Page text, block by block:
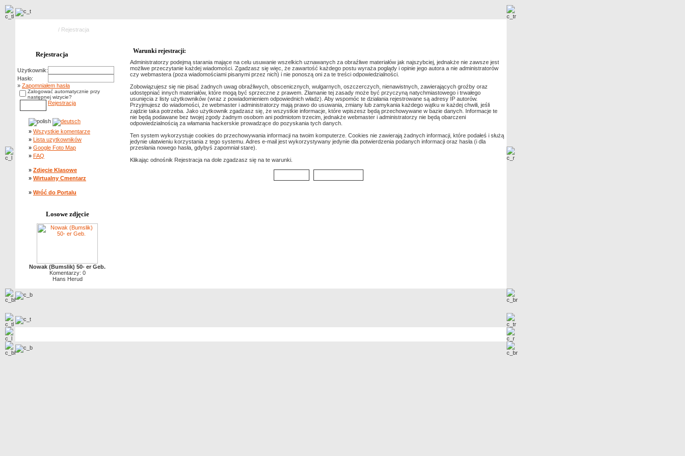
/ Rejestracja
Rejestracja
Użytkownik:
Hasło:
» Zapomniałem hasła
Zalogować automatycznie przy
następnej wizycie?
Rejestracja
» Wszystkie komentarze
» Lista uzytkowników
» Google Foto Map
» FAQ
» Zdjęcie Klasowe
» Wirtualny Cmentarz
» Wróć do Portalu
Losowe zdjęcie
Nowak (Bumslik) 50- er Geb.
Komentarzy: 0
Hans Herud
Warunki rejestracji:
Administratorzy podejmą starania mające na celu usuwanie wszelkich uznawanych za obraźliwe materiałów jak najszybciej, jednakże nie zawsze jest
możliwe przeczytanie każdej wiadomości. Zgadzasz się więc, że zawartość każdego postu wyraża poglądy i opinie jego autora a nie administratorów
czy webmastera (poza wiadomościami pisanymi przez nich) i nie ponoszą oni za te treści odpowiedzialności.
Zobowiązujesz się nie pisać żadnych uwag obraźliwych, obscenicznych, wulgarnych, oszczerczych, nienawistnych, zawierających groźby oraz
udostępniać innych materiałów, które mogą być sprzeczne z prawem. Złamanie tej zasady może być przyczyną natychmiastowego i trwałego
usunięcia z listy użytkowników (wraz z powiadomieniem odpowiednich władz). Aby wspomóc te działania rejestrowane są adresy IP autorów.
Przyjmujesz do wiadomości, że webmaster i administratorzy mają prawo do usuwania, zmiany lub zamykania każdego wątku w każdej chwili, jeśli
zajdzie taka potrzeba. Jako użytkownik zgadzasz się, że wszystkie informacje, które wpiszesz będą przechowywane w bazie danych. Informacje te
nie będą podawane bez twojej zgody żadnym osobom ani podmiotom trzecim, jednakże webmaster i administratorzy nie będą obarczeni
odpowiedzialnością za włamania hackerskie prowadzące do pozyskania tych danych.
Ten system wykorzystuje cookies do przechowywania informacji na twoim komputerze. Cookies nie zawierają żadnych informacji, które podałeś i służą
jedynie ułatwieniu korzystania z tego systemu. Adres e-mail jest wykorzystywany jedynie dla potwierdzenia podanych informacji oraz hasła (i dla
przesłania nowego hasła, gdybyś zapomniał stare).
Klikając odnośnik Rejestracja na dole zgadzasz się na te warunki.